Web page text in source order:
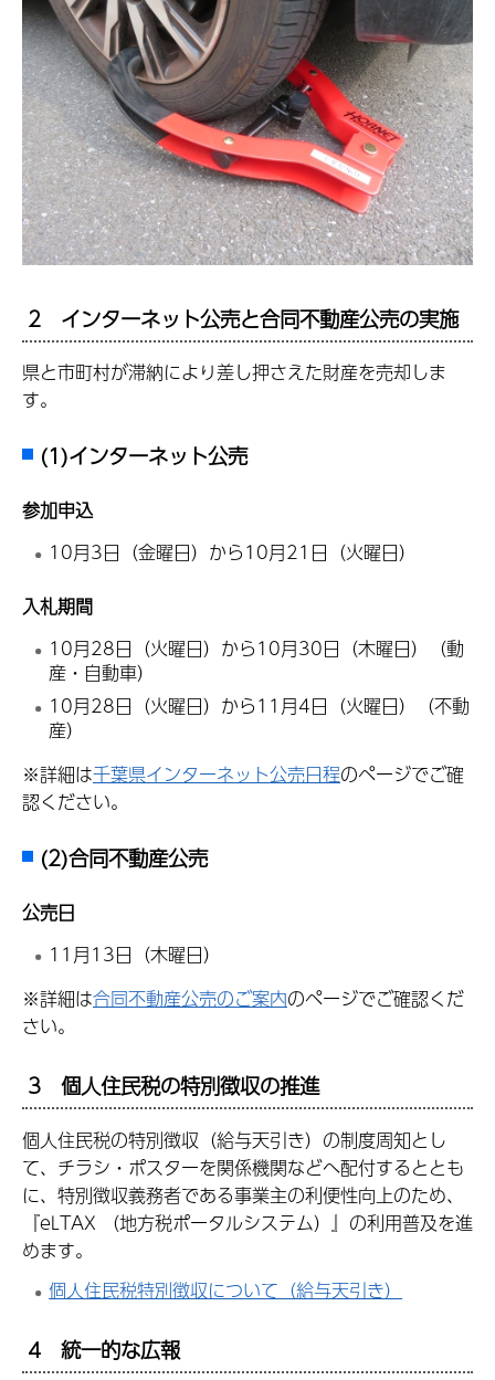
2 インターネット公売と合同不動産公売の実施
県と市町村が滞納により差し押さえた財産を売却しま
す。
(1)インターネット公売
参加申込
10月3日（金曜日）から10月21日（火曜日）
入札期間
10月28日（火曜日）から10月30日（木曜日）（動
産・自動車）
10月28日（火曜日）から11月4日（火曜日）（不動
産）
※詳細は千葉県インターネット公売日程のページでご確
認ください。
(2)合同不動産公売
公売日
11月13日（木曜日）
※詳細は合同不動産公売のご案内のページでご確認くだ
さい。
3 個人住民税の特別徴収の推進
個人住民税の特別徴収（給与天引き）の制度周知とし
て、チラシ・ポスターを関係機関などへ配付するととも
に、特別徴収義務者である事業主の利便性向上のため、
『eLTAX （地方税ポータルシステム）』の利用普及を進
めます。
個人住民税特別徴収について（給与天引き）
4 統一的な広報